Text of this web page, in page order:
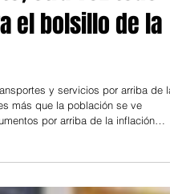
otra vez todo
el bolsillo de la
y servicios por arriba de la
en que los salarios corren